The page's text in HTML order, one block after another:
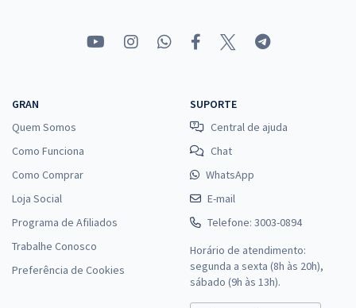
GRAN
Quem Somos
Como Funciona
Como Comprar
Loja Social
Programa de Afiliados
Trabalhe Conosco
Preferência de Cookies
SUPORTE
Central de ajuda
Chat
WhatsApp
E-mail
Telefone: 3003-0894
Horário de atendimento:
segunda a sexta (8h às 20h),
sábado (9h às 13h).